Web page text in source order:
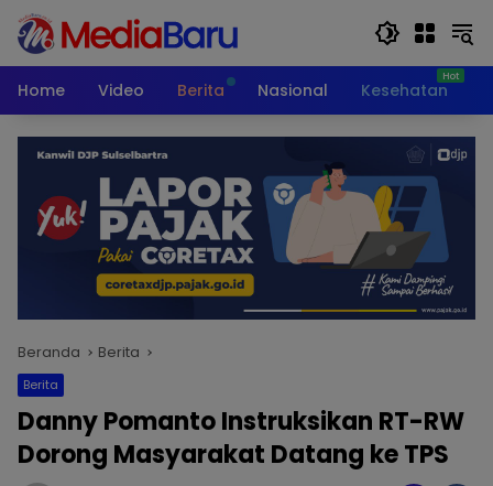
Langsung
konten
Home
Video Berita Nasional Kesehatan
Beranda Berita
Berita
Danny Pomanto Instruksikan RT-RW
Dorong Masyarakat Datang ke TPS